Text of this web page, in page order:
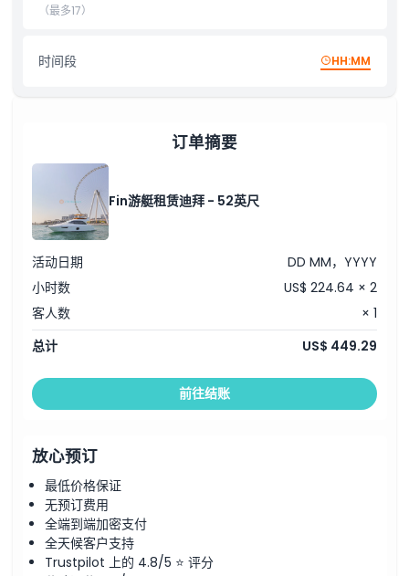
着装要求
取消政策
（最多17）
时间段 HH:MM
订单摘要
Fin游艇租赁迪拜 - 52英尺
活动日期
DD MM，YYYY
小时数
US$ 224.64 × 2
客人数
× 1
总计
US$ 449.29
前往结账
放心预订
最低价格保证
无预订费用
全端到端加密支付
全天候客户支持
Trustpilot 上的 4.8/5 ⭐ 评分